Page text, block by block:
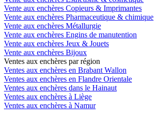
Vente aux enchères Copieurs & Imprimantes
Vente aux enchères Pharmaceutique & chimique
Vente aux enchères Métallurgie
Vente aux enchères Engins de manutention
Vente aux enchères Jeux & Jouets
Vente aux enchères Bijoux
Ventes aux enchères par région
Ventes aux enchères en Brabant Wallon
Ventes aux enchères en Flandre Orientale
Ventes aux enchères dans le Hainaut
Ventes aux enchères à Liège
Ventes aux enchères à Namur